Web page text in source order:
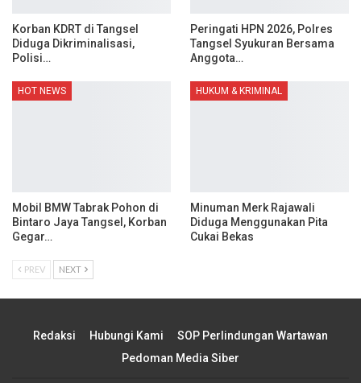
Korban KDRT di Tangsel
Diduga Dikriminalisasi,
Polisi…
Peringati HPN 2026, Polres
Tangsel Syukuran Bersama
Anggota…
HOT NEWS
Mobil BMW Tabrak Pohon di
Bintaro Jaya Tangsel, Korban
Gegar…
HUKUM & KRIMINAL
Minuman Merk Rajawali
Diduga Menggunakan Pita
Cukai Bekas
PREV NEXT
Redaksi Hubungi Kami
SOP Perlindungan Wartawan
Pedoman Media Siber